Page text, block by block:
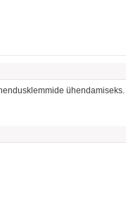
ühendamiseks.